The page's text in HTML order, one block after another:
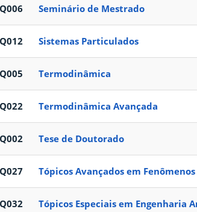
Seminário de Mestrado
Sistemas Particulados
Termodinâmica
Termodinâmica Avançada
Tese de Doutorado
Tópicos Avançados em
Tópicos Especiais em Engenharia